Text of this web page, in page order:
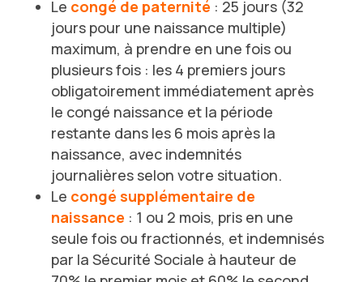
Le congé de paternité : 25 jours (32
jours pour une naissance multiple)
maximum, à prendre en une fois ou
plusieurs fois : les 4 premiers jours
obligatoirement immédiatement après
le congé naissance et la période
restante dans les 6 mois après la
naissance, avec indemnités
journalières selon votre situation.
Le congé supplémentaire de
naissance : 1 ou 2 mois, pris en une
seule fois ou fractionnés, et indemnisés
par la Sécurité Sociale à hauteur de